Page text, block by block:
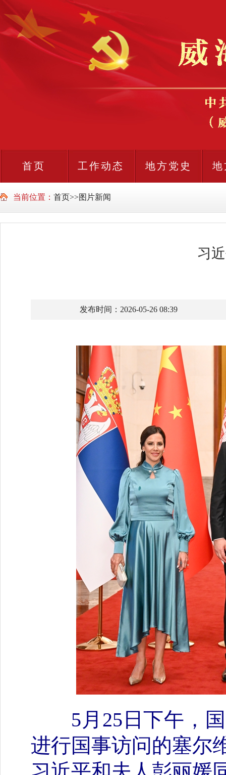
首页 工作动态 地方党史
当前位置： 首页>>图片新闻
习
发布时间：2026-05-26 08:39
5月25日下午，
进行国事访问的塞尔